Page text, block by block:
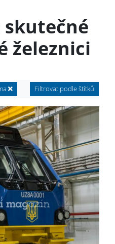
skutečné
železnici
Filtrovat podle štítků